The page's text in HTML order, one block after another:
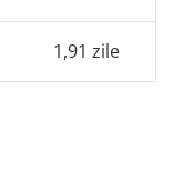
1,91 zile